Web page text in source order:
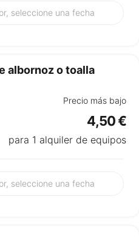
albornoz o toalla
Precio más bajo
4,50 €
para 1 alquiler de equipos